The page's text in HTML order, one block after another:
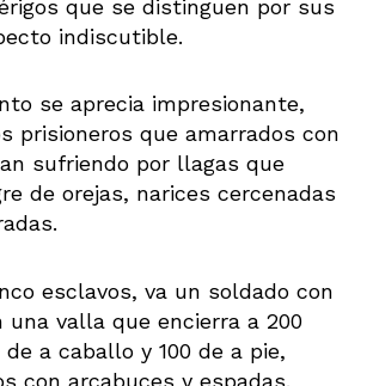
que se distinguen por sus
indiscutible.
se aprecia impresionante,
prisioneros que amarrados con
sufriendo por llagas que
de orejas, narices cercenadas
esclavos, va un soldado con
una valla que encierra a 200
de a caballo y 100 de a pie,
con arcabuces y espadas.